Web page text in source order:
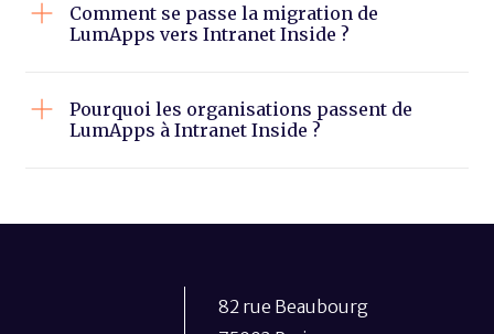
Comment se passe la migration de
LumApps vers Intranet Inside ?
Pourquoi les organisations passent de
LumApps à Intranet Inside ?
82 rue Beaubourg